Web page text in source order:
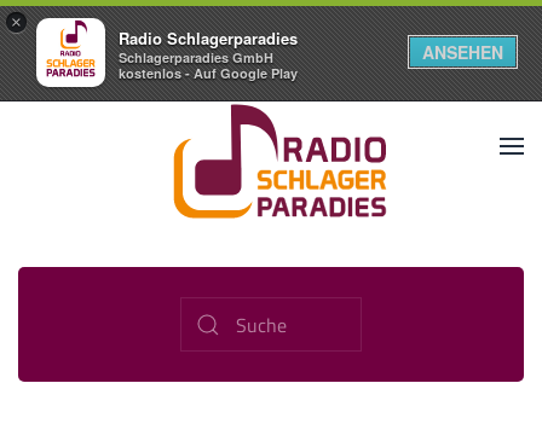
×
Radio Schlagerparadies
Schlagerparadies GmbH
kostenlos - Auf Google Play
ANSEHEN